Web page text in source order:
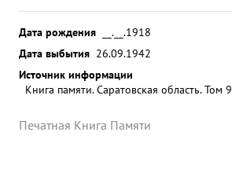
Дата рождения
__.__.1918
Дата выбытия 26.09.1942
Источник информации
Книга памяти. Саратовская область. Том 9
Печатная Книга Памяти